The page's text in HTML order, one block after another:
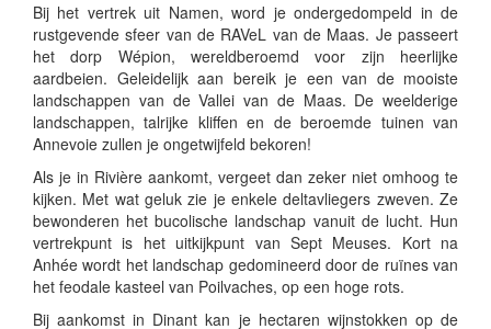
Bij het vertrek uit Namen, word je ondergedompeld in de
rustgevende sfeer van de RAVeL van de Maas. Je passeert
het dorp Wépion, wereldberoemd voor zijn heerlijke
aardbeien. Geleidelijk aan bereik je een van de mooiste
landschappen van de Vallei van de Maas. De weelderige
landschappen, talrijke kliffen en de beroemde tuinen van
Annevoie zullen je ongetwijfeld bekoren!
Als je in Rivière aankomt, vergeet dan zeker niet omhoog te
kijken. Met wat geluk zie je enkele deltavliegers zweven. Ze
bewonderen het bucolische landschap vanuit de lucht. Hun
vertrekpunt is het uitkijkpunt van Sept Meuses. Kort na
Anhée wordt het landschap gedomineerd door de ruïnes van
het feodale kasteel van Poilvaches, op een hoge rots.
Bij aankomst in Dinant kan je hectaren wijnstokken op de